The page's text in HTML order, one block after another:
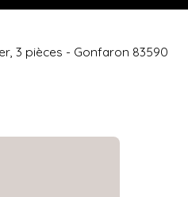
3 pièces - Gonfaron 83590